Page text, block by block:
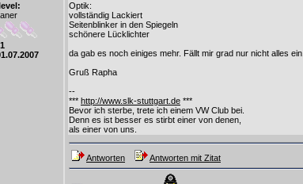
Optik:
vollständig Lackiert
Seitenblinker in den Spiegeln
schönere Lücklichter
da gab es noch einiges mehr. Fällt mir grad nur nicht alles ein.
Gruß Rapha
--
*** http://www.slk-stuttgart.de ***
Bevor ich sterbe, trete ich einem VW Club bei.
Denn es ist besser es stirbt einer von denen,
als einer von uns.
Antworten Antworten mit Zitat